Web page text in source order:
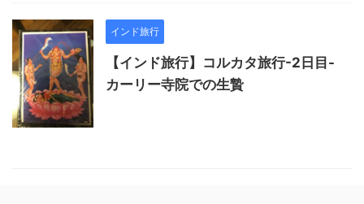
インド旅行
【インド旅行】コルカタ旅行-2日目-
カーリー寺院での生贄